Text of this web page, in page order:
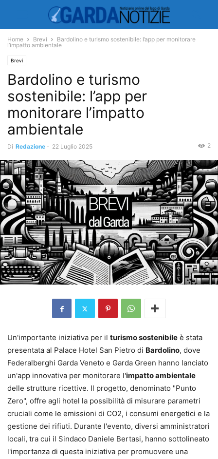
Home Brevi
Bardolino e turismo sostenibile: l’app per monitorare
l’impatto ambientale
Brevi
Bardolino e turismo
sostenibile: l’app per
monitorare l’impatto
ambientale
Di Redazione - 22 Luglio 2025 2
Un'importante iniziativa per il turismo sostenibile è stata
presentata al Palace Hotel San Pietro di Bardolino, dove
Federalberghi Garda Veneto e Garda Green hanno lanciato
un'app innovativa per monitorare l'impatto ambientale
delle strutture ricettive. Il progetto, denominato "Punto
Zero", offre agli hotel la possibilità di misurare parametri
cruciali come le emissioni di CO2, i consumi energetici e la
gestione dei rifiuti. Durante l'evento, diversi amministratori
locali, tra cui il Sindaco Daniele Bertasi, hanno sottolineato
l'importanza di questa iniziativa per promuovere una